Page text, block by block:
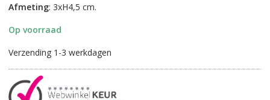
Afmeting: 3xH4,5 cm.
Op voorraad
Verzending 1-3 werkdagen